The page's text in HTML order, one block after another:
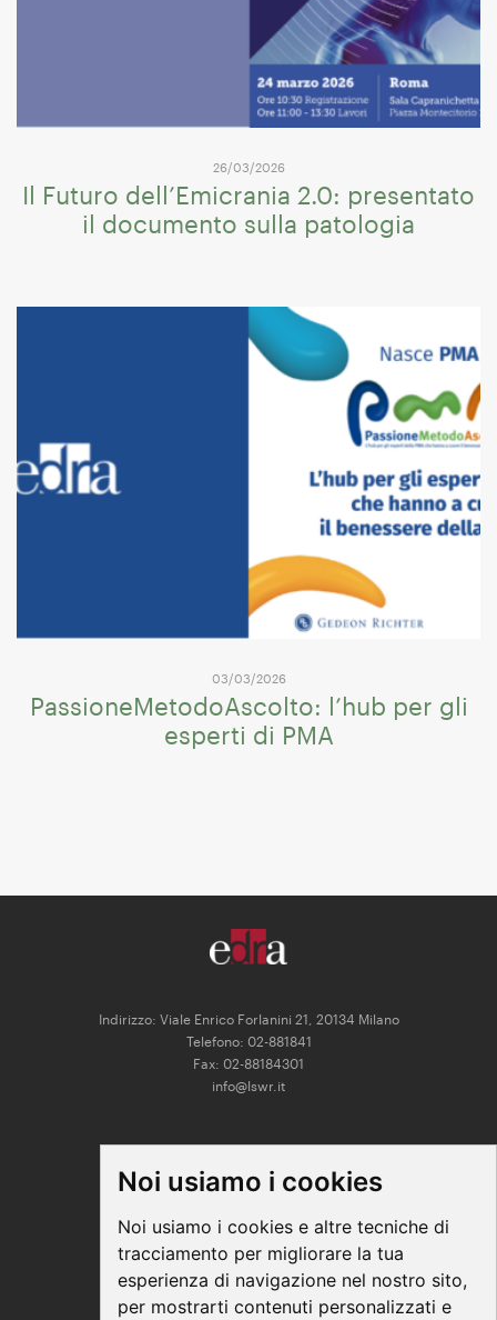
Noi usiamo i cookies
Noi usiamo i cookies e altre tecniche di
tracciamento per migliorare la tua
esperienza di navigazione nel nostro sito,
per mostrarti contenuti personalizzati e
26/03/2026
Il Futuro dell’Emicrania 2.0: presentato
il documento sulla patologia
03/03/2026
PassioneMetodoAscolto: l’hub per gli
esperti di PMA
Indirizzo: Viale Enrico Forlanini 21, 20134 Milano
Telefono: 02-881841
Fax: 02-88184301
info@lswr.it
Facebook
Youtube